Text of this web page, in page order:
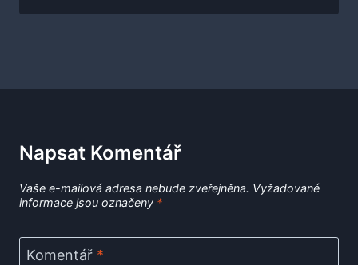
Napsat Komentář
Vaše e-mailová adresa nebude zveřejněna. Vyžadované
informace jsou označeny *
Komentář *